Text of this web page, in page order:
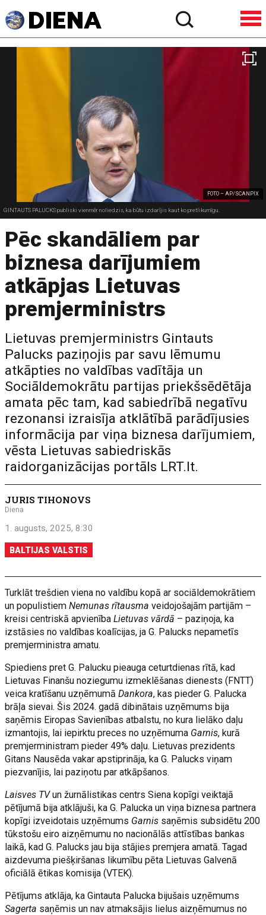
FOTO – AP/SCANPIX
GINTAUTS PALUCKS publiski vienmēr noliedzis, ka būtu izdarījis kaut ko pretlikumīgu.
Pēc skandāliem par
biznesa darījumiem
atkāpjas Lietuvas
premjerministrs
Lietuvas premjerministrs Gintauts
Palucks paziņojis par savu lēmumu
atkāpties no valdības vadītāja un
Sociāldemokrātu partijas priekšsēdētāja
amata pēc tam, kad sabiedrībā negatīvu
rezonansi izraisīja atklātībā parādījusies
informācija par viņa biznesa darījumiem,
vēsta Lietuvas sabiedriskās
raidorganizācijas portāls LRT.lt.
JURIS TIHONOVS
Diena
1. augusts, 2025, 8:30
BALTIJAS VALSTIS
Turklāt trešdien viena no valdību kopā ar sociāldemokrātiem
un populistiemNemunas rītausma veidojošajām partijām –
kreisi centriskā apvienībaLietuvas vārdā – paziņoja, ka
izstāsies no valdības koalīcijas, ja G. Palucks nepametīs
premjerministra amatu.
Spiediens pret G. Palucku pieauga ceturtdienas rītā, kad
Lietuvas Finanšu noziegumu izmeklēšanas dienests (FNTT)
veica kratīšanu uzņēmumāDankora, kas pieder G. Palucka
brāļa sievai. Šis 2024. gadā dibinātais uzņēmums bija
saņēmis Eiropas Savienības atbalstu, no kura lielāko daļu
izmantojis, lai iepirktu preces no uzņēmuma Garnis, kurā
premjerministram pieder 49% daļu. Lietuvas prezidents
Gitans Nausēda vakar apstiprināja, ka G. Palucks viņam
piezvanījis, lai paziņotu par atkāpšanos.
Laisves TVun žurnālistikas centrs Siena kopīgi veiktajā
pētījumā bija atklājuši, ka G. Palucka un viņa biznesa partnera
kopīgi izveidotais uzņēmums Garnis saņēmis subsidētu 200
tūkstošu eiro aizņēmumu no nacionālās attīstības bankas
laikā, kad G. Palucks jau bija stājies premjera amatā. Tagad
aizdevuma piešķiršanas likumību pēta Lietuvas Galvenā
oficiālā ētikas komisija (VTEK).
Pētījums atklāja, ka Gintauta Palucka bijušais uzņēmums
Sagerta saņēmis un nav atmaksājis lielus aizņēmumus no